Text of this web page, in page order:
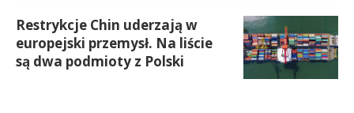
Restrykcje Chin uderzają w
europejski przemysł. Na liście
są dwa podmioty z Polski